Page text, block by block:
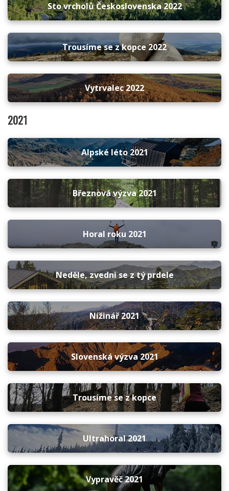
Sto vrcholů Československa 2022
Trousíme se z kopce 2022
Vytrvalec 2022
2021
Alpské léto 2021
Březnová výzva 2021
Horal roku 2021
Neděle, zvedni se z tý prdele
Nížinář 2021
Slovenská výzva 2021
Trousíme se z kopce
Ultrahoral 2021
Vypravěč 2021